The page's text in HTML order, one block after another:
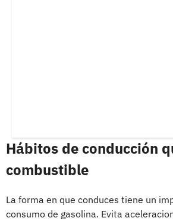
Hábitos de conducción
combustible
La forma en que conduces tiene un
consumo de gasolina. Evita